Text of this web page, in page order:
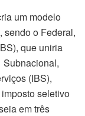
um modelo
sendo o Federal,
que uniria
Subnacional,
(IBS),
seletivo
em três